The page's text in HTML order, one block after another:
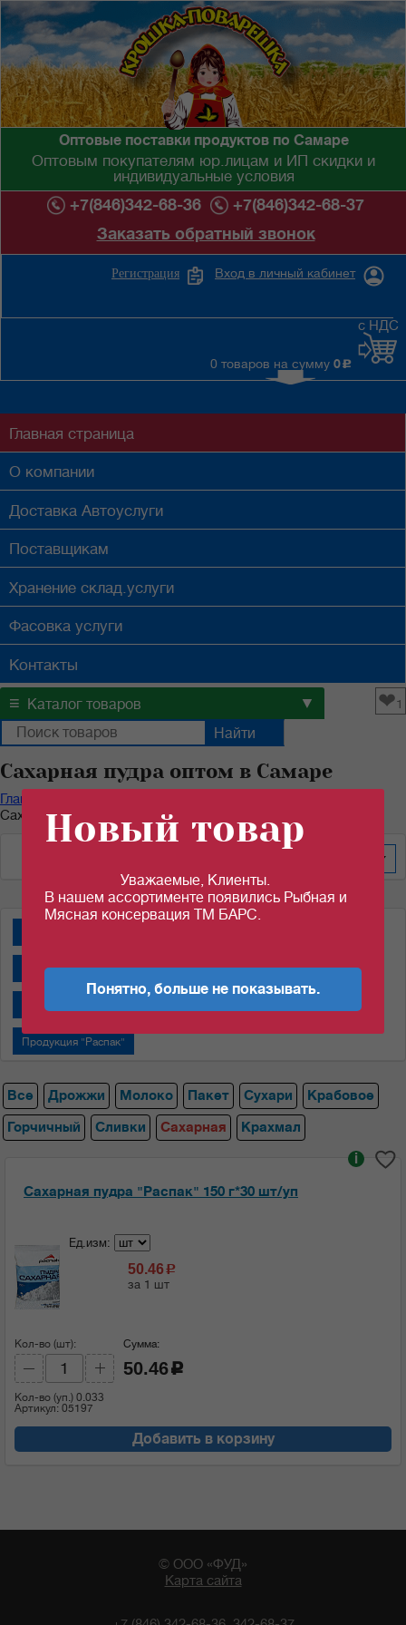
Оптовые поставки продуктов по Самаре
Оптовым покупателям юр.лицам и ИП скидки и
индивидуальные условия
+7(846)342-68-36
+7(846)342-68-37
Заказать обратный звонок
Вход в личный кабинет
Регистрация
0 товаров на сумму 0 c
с НДС
Главная страница
О компании
Доставка Автоуслуги
Поставщикам
Хранение склад.услуги
Фасовка услуги
Контакты
≡ Каталог товаров ▼ ❤1
Сахарная пудра оптом в Самаре
Главная
Сахарная пудра
Молоко сгущенное "Алексеевское"
Молоко сгущенное "Назаровский МКК"
Продукция "Распак"
Все Дрожжи Молоко Пакет Сухари
Крабовое
Горчичный
Сливки Сахарная Крахмал
Сахарная пудра "Распак" 150 г*30 шт/уп
i
Ед.изм:
50.46 c
за 1 шт
Кол-во (шт):
Кол-во (уп.) 0.033
Артикул: 05197
Сумма:
50.46 c
Добавить в корзину
© ООО «ФУД»
Карта сайта
Новый товар
Уважаемые, Клиенты.
В нашем ассортименте появились Рыбная и
Мясная консервация ТМ БАРС.
Понятно, больше не показывать.